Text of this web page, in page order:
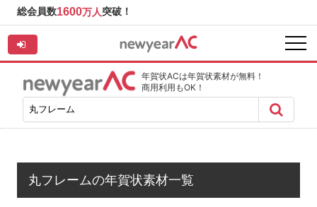
総会員数1600万人突破！
年賀状ACは年賀状素材が無料！
商用利用もOK！
丸フレームの年賀状素材一覧